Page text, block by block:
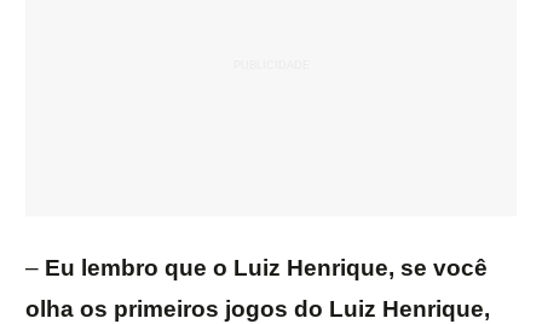
– Eu lembro que o Luiz Henrique, se você
olha os primeiros jogos do Luiz Henrique,